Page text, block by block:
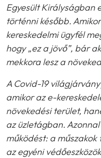
Egyesült Királyságban
történni később.
kereskedelmi ügyfél
hogy „ez a jövő”, bár
mekkora lesz a
A Covid-19
amikor az e-
növekedési terület,
az üzletágban.
működést: a
az egyéni